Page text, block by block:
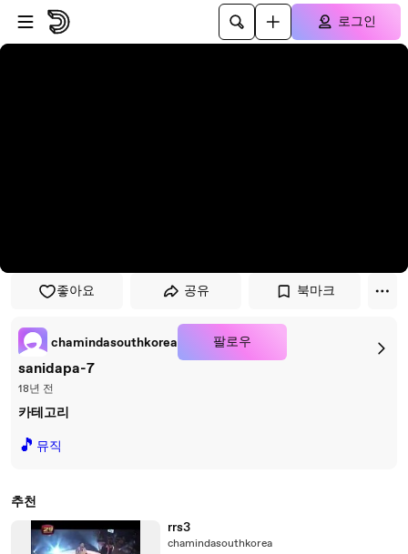
플레이어로 건너뛰기
본문으로 건너뛰기
로그인
좋아요 공유 북마크
chamindasouthkorea 팔로우
sanidapa-7
18년 전
카테고리
🎵 뮤직
추천
rrs3
chamindasouthkorea